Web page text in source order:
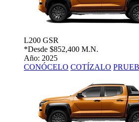
L200 GSR
*Desde $852,400 M.N.
Año: 2025
CONÓCELO COTÍZALO